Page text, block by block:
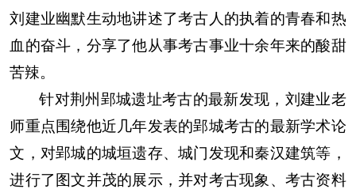
刘建业幽默生动地讲述了考古人的执着的青春和热
血的奋斗，分享了他从事考古事业十余年来的酸甜
苦辣。
针对荆州郢城遗址考古的最新发现，刘建业老
师重点围绕他近几年发表的郢城考古的最新学术论
文，对郢城的城垣遗存、城门发现和秦汉建筑等，
进行了图文并茂的展示，并对考古现象、考古资料